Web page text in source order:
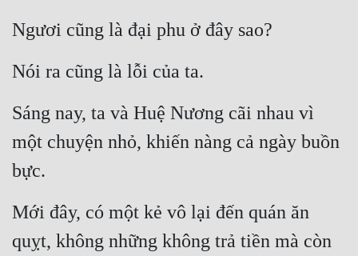
Ngươi cũng là đại phu ở đây sao?
Nói ra cũng là lỗi của ta.
Sáng nay, ta và Huệ Nương cãi nhau vì
một chuyện nhỏ, khiến nàng cả ngày buồn
bực.
Mới đây, có một kẻ vô lại đến quán ăn
quỵt, không những không trả tiền mà còn